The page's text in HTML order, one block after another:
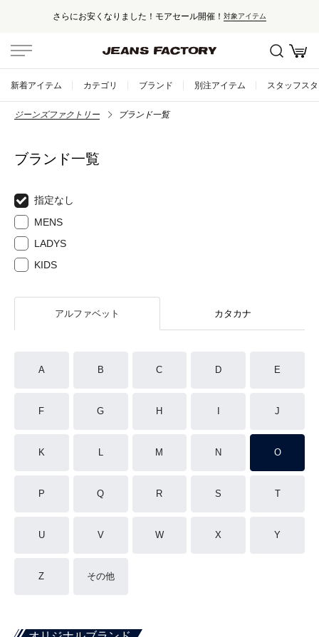
さらにお安くなりました！モアセール開催！ 対象アイテム
新着アイテム カテゴリ ブランド 別注アイテム スタッフス
ジーンズファクトリー ブランド一覧
ブランド一覧
指定なし
MENS
LADYS
KIDS
アルファベット カタカナ
A B C D E
F G H J
K L M N O
P Q R S T
U V W X Y
Z その他